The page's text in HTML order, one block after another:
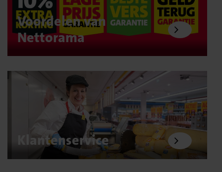
Voordelen van
Nettorama
Klantenservice